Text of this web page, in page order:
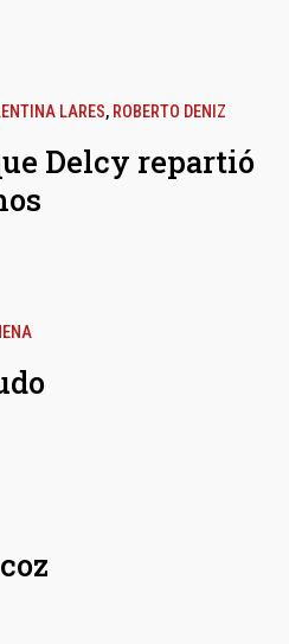
LARES, ROBERTO DENIZ
Delcy repartió